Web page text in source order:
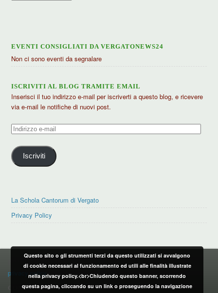
EVENTI CONSIGLIATI DA VERGATONEWS24
Non ci sono eventi da segnalare
ISCRIVITI AL BLOG TRAMITE EMAIL
Inserisci il tuo indirizzo e-mail per iscriverti a questo blog, e ricevere
via e-mail le notifiche di nuovi post.
Indirizzo
mail
Iscriviti
La Schola Cantorum di Vergato
Privacy Policy
PRIVACY POLICY
privacy policy
CONTATTI:
Questo sito o gli strumenti terzi da questo utilizzati si avvalgono
di cookie necessari al funzionamento ed utili alle finalità illustrate
nella privacy policy.<br>Chiudendo questo banner, scorrendo
questa pagina, cliccando su un link o proseguendo la navigazione